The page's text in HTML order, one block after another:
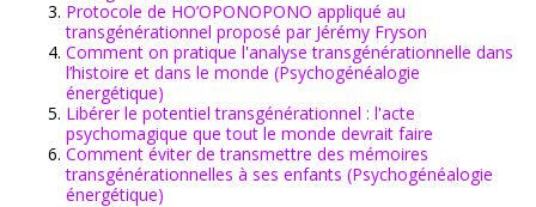
Protocole de HO’OPONOPONO appliqué au
transgénérationnel proposé par Jérémy Fryson
Comment on pratique l'analyse transgénérationnelle dans
l’histoire et dans le monde (Psychogénéalogie
énergétique)
Libérer le potentiel transgénérationnel : l'acte
psychomagique que tout le monde devrait faire
Comment éviter de transmettre des mémoires
transgénérationnelles à ses enfants (Psychogénéalogie
énergétique)